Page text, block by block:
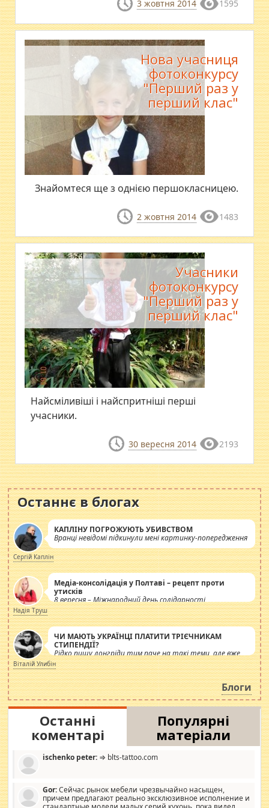
3 жовтня 2014 1595
Нова учасниця
фотоконкурсу
"Перший раз у
перший клас"
Знайомтеся ще з однією першокласницею.
2 жовтня 2014 1483
Учасники
фотоконкурсу
"Перший раз у
перший клас"
Найсміливіші і найспритніші перші
учасники.
30 вересня 2014 2193
Останнє в блогах
КАПЛІНУ ПОГРОЖУЮТЬ УБИВСТВОМ
Вранці невідомі підкинули мені картинку-попередження
Сергій Каплін
Медіа-консолідація у Полтаві – рецепт проти
утисків
8 вересня – Міжнародний день солідарності
журналістів.
Надія Труш
ЧИ МАЮТЬ УКРАЇНЦІ ПЛАТИТИ ТРІЄЧНИКАМ
СТИПЕНДІЇ?
Рідко пишу лонгріди тим паче на такі теми, але вже
просто дістало! Обурюють сьогоднішні інсенуації
навколо стипендіального питання. Штучно
роздувається ще одна соціальна катастрофа.
Віталій Улибін
Блоги
Останні
коментарі
Популярні
матеріали
ischenko peter: ⇒ blts-tattoo.com
Gor:Сейчас рынок мебели чрезвычайно насыщен,
причем предлагают реально эксклюзивное исполнение и